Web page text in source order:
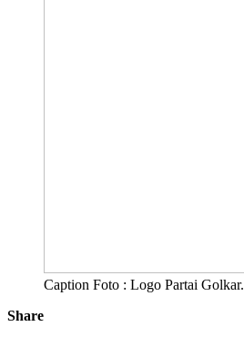
Caption Foto : Logo Partai Golkar.
Share